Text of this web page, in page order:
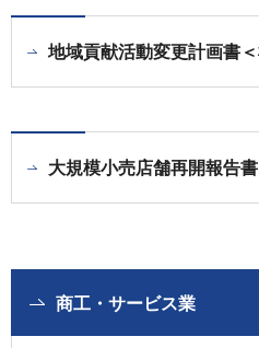
地域貢献活動変更計画書
大規模小売店舗再開報告書
商工・サービス業